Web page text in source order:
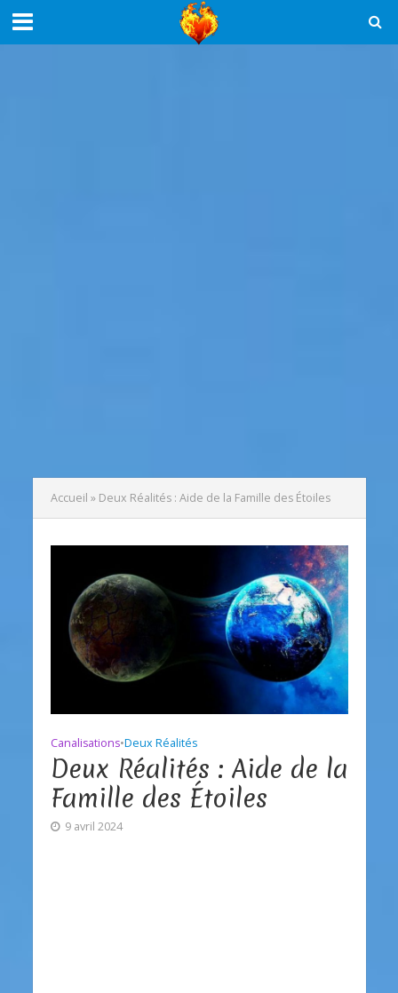
Accueil » Deux Réalités : Aide de la Famille des Étoiles
Canalisations•Deux Réalités
Deux Réalités : Aide de la
Famille des Étoiles
9 avril 2024